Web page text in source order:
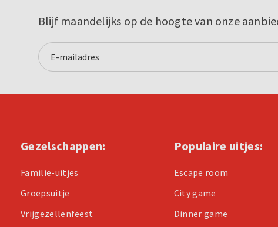
Blijf maandelijks op de hoogte van onze
Gezelschappen:
Familie-uitjes
Groepsuitje
Vrijgezellenfeest
Populaire uitjes:
Escape room
City game
Dinner game